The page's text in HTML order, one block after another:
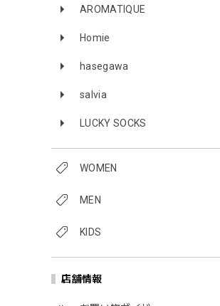
AROMATIQUE
Homie
hasegawa
salvia
LUCKY SOCKS
WOMEN
MEN
KIDS
店舗情報